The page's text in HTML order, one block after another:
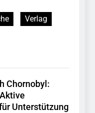
Verlag
Chornobyl:
Unterstützung